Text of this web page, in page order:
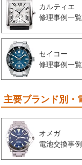
カルティエ
修理事例一覧
セイコー
修理事例一覧
主要ブランド別・
オメガ
電池交換事例